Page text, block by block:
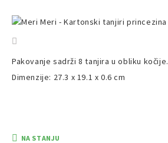
Pakovanje sadrži 8 tanjira u obliku kočije.
Dimenzije: 27.3 x 19.1 x 0.6 cm
NA STANJU